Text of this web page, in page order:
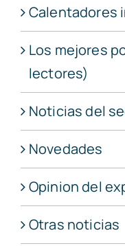
Calentadores
Los mejores
lectores)
Noticias del
Novedades
Opinion del
Otras noticias